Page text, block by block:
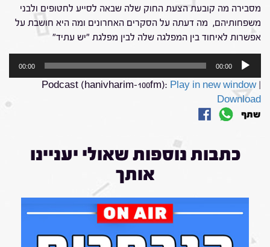
מסבירה מה קובעת הצעת החוק שלה שבאה לסייע לחטופים ולבני
משפחותיהם, מה דעתה על הסקרים האחרונים ומה היא חושבת על
אפשרות לאיחוד בין המפלגה שלה לבין מפלגת "יש עתיד"
00:00
00:00
Podcast (hanivharim-100fm): Play in new window|
Download
שתף
כתבות נוספות שאולי יעניינו
אותך